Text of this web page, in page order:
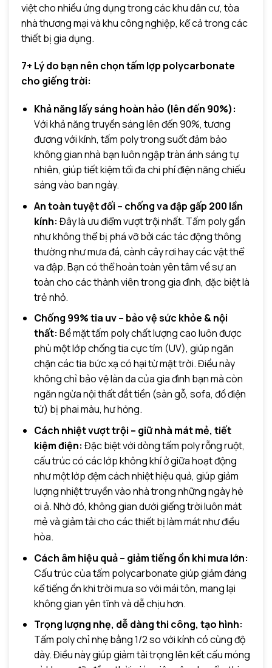
việt cho nhiều ứng dụng trong các khu dân cư, tòa
nhà thương mại và khu công nghiệp, kể cả trong các
thiết bị gia dụng.
7+ Lý do bạn nên chọn tấm lợp polycarbonate
cho giếng trời:
Khả năng lấy sáng hoàn hảo (lên đến 90%):
Với khả năng truyền sáng lên đến 90%, tương
đương với kính, tấm poly trong suốt đảm bảo
không gian nhà bạn luôn ngập tràn ánh sáng tự
nhiên, giúp tiết kiệm tối đa chi phí điện năng chiếu
sáng vào ban ngày.
An toàn tuyệt đối – chống va đập gấp 200 lần
kính: Đây là ưu điểm vượt trội nhất. Tấm poly gần
như không thể bị phá vỡ bởi các tác động thông
thường như mưa đá, cành cây rơi hay các vật thể
va đập. Bạn có thể hoàn toàn yên tâm về sự an
toàn cho các thành viên trong gia đình, đặc biệt là
trẻ nhỏ.
Chống 99% tia uv – bảo vệ sức khỏe & nội
thất: Bề mặt tấm poly chất lượng cao luôn được
phủ một lớp chống tia cực tím (UV), giúp ngăn
chặn các tia bức xạ có hại từ mặt trời. Điều này
không chỉ bảo vệ làn da của gia đình bạn mà còn
ngăn ngừa nội thất đắt tiền (sàn gỗ, sofa, đồ điện
tử) bị phai màu, hư hỏng.
Cách nhiệt vượt trội – giữ nhà mát mẻ, tiết
kiệm điện: Đặc biệt với dòng tấm poly rỗng ruột,
cấu trúc có các lớp không khí ở giữa hoạt động
như một lớp đệm cách nhiệt hiệu quả, giúp giảm
lượng nhiệt truyền vào nhà trong những ngày hè
oi ả. Nhờ đó, không gian dưới giếng trời luôn mát
mẻ và giảm tải cho các thiết bị làm mát như điều
hòa.
Cách âm hiệu quả – giảm tiếng ồn khi mưa lớn:
Cấu trúc của tấm polycarbonate giúp giảm đáng
kể tiếng ồn khi trời mưa so với mái tôn, mang lại
không gian yên tĩnh và dễ chịu hơn.
Trọng lượng nhẹ, dễ dàng thi công, tạo hình:
Tấm poly chỉ nhẹ bằng 1/2 so với kính có cùng độ
dày. Điều này giúp giảm tải trọng lên kết cấu móng